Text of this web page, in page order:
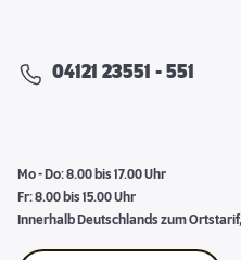
04121 23551 - 551
Mo - Do: 8.00 bis 17.00 Uhr
Fr: 8.00 bis 15.00 Uhr
Innerhalb Deutschlands zum